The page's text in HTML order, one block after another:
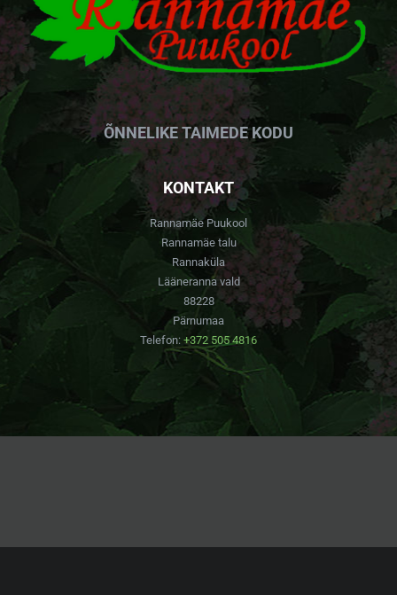
ÕNNELIKE TAIMEDE KODU
KONTAKT
Rannamäe Puukool
Rannamäe talu
Rannaküla
Lääneranna vald
88228
Pärnumaa
Telefon: +372 505 4816